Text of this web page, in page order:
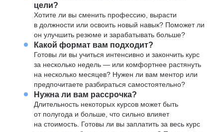
цели?
Хотите ли вы сменить профессию, вырасти
в должности или освоить новый навык? Поможет ли
он улучшить резюме и зарабатывать больше?
Какой формат вам подходит?
Готовы ли вы учиться интенсивно и закончить курс
за несколько недель — или комфортнее растянуть
на несколько месяцев? Нужен ли вам ментор или
предпочитаете разбираться самостоятельно?
Нужна ли вам рассрочка?
Длительность некоторых курсов может быть
от полугода и больше, что сильно влияет
на стоимость. Готовы ли вы заплатить за весь курс